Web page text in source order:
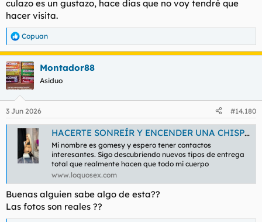
culazo es un gustazo, hace dias que no voy tendré que
hacer visita.
R
e
a
c
c
i
e
s
Copuan
Montador88
Asiduo
3 Jun 2026 #14.180
HACERTE SONREÍR Y ENCENDER UNA CHISPA DE PASIÓN - LOQUOSEX.COM
Mi nombre es gomesy y espero tener contactos
interesantes. Sigo descubriendo nuevos tipos de entrega
total que realmente hacen que todo mi cuerpo
www.loquosex.com
Buenas alguien sabe algo de esta??
Las fotos son reales ??